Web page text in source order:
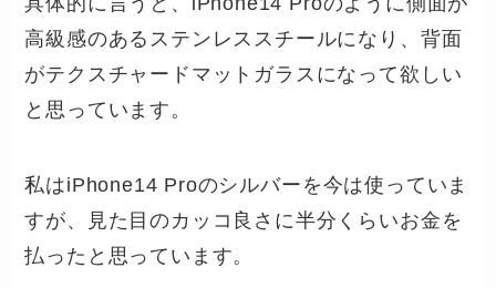
高級感のあるステンレススチールになり、背面
がテクスチャードマットガラスになって欲しい
と思っています。
私はiPhone14 Proのシルバーを今は使っていま
すが、見た目のカッコ良さに半分くらいお金を
払ったと思っています。